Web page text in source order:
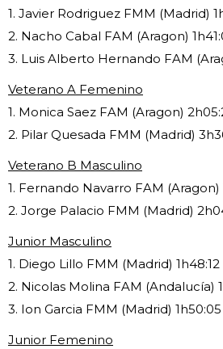
1. Javier Rodriguez FMM (Madrid)
2. Nacho Cabal FAM (Aragon)
3. Luis Alberto Hernando FAM
Veterano A Femenino
1. Monica Saez FAM (Aragon)
2. Pilar Quesada FMM (Madrid)
Veterano B Masculino
1. Fernando Navarro FAM (Aragon)
2. Jorge Palacio FMM (Madrid)
Junior Masculino
1. Diego Lillo FMM (Madrid) 1h48:12
2. Nicolas Molina FAM (Andalucía)
3. Ion Garcia FMM (Madrid) 1h50:05
Junior Femenino